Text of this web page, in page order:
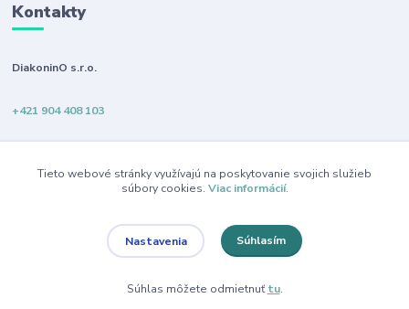
Kontakty
DiakoninO s.r.o.
+421 904 408 103
info@diakonino.sk
Vytvorené na
Eshop-rychlo.sk
Tieto webové stránky využívajú na poskytovanie svojich služieb
súbory cookies. Viac informácií.
Nastavenia Súhlasím
Súhlas môžete odmietnuťtu.